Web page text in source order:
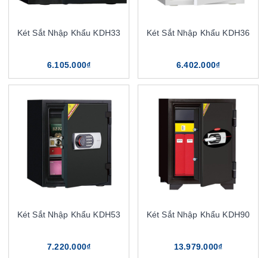
Két Sắt Nhập Khẩu KDH33
6.105.000₫
Két Sắt Nhập Khẩu KDH36
6.402.000₫
Két Sắt Nhập Khẩu KDH53
7.220.000₫
Két Sắt Nhập Khẩu KDH90
13.979.000₫